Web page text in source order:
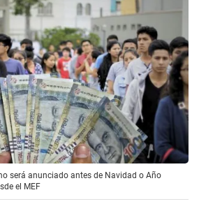
será anunciado antes de Navidad o Año
el MEF